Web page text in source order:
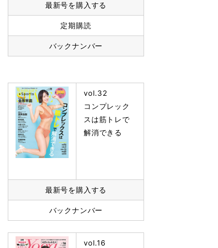
最新号を購入する
定期購読
バックナンバー
vol.32
コンプレック
スは筋トレで
解消できる
最新号を購入する
バックナンバー
vol.16